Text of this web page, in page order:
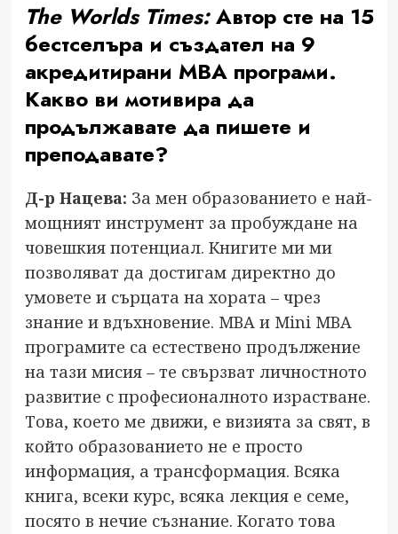
The Worlds Times:Автор сте на 15
бестселъра и създател на 9
акредитирани MBA програми.
Какво ви мотивира да
продължавате да пишете и
преподавате?
Д-р Нацева: За мен образованието е най-
мощният инструмент за пробуждане на
човешкия потенциал. Книгите ми ми
позволяват да достигам директно до
умовете и сърцата на хората – чрез
знание и вдъхновение. MBA и Mini MBA
програмите са естествено продължение
на тази мисия – те свързват личностното
развитие с професионалното израстване.
Това, което ме движи, е визията за свят, в
който образованието не е просто
информация, а трансформация. Всяка
книга, всеки курс, всяка лекция е семе,
посято в нечие съзнание. Когато това